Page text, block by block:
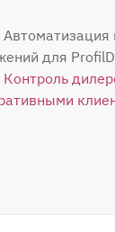
Автоматизация
для
Контроль